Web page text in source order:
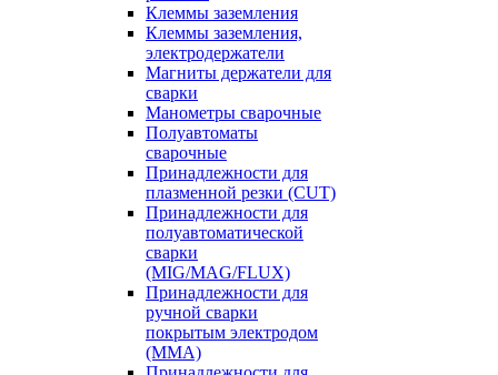
Клеммы заземления
Клеммы заземления,
электродержатели
Магниты держатели для
сварки
Манометры сварочные
Полуавтоматы
сварочные
Принадлежности для
плазменной резки (CUT)
Принадлежности для
полуавтоматической
сварки
(MIG/MAG/FLUX)
Принадлежности для
ручной сварки
покрытым электродом
(MMA)